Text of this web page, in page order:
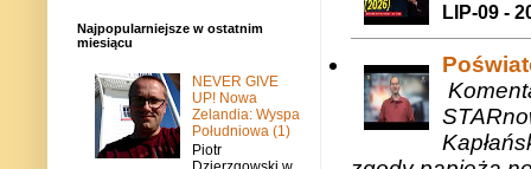
LIP-09 -
Najpopularniejsze w ostatnim
miesiącu
NEVER GIVE
UP! Nowa
Zelandia: Wyspa
Południowa (1)
Piotr